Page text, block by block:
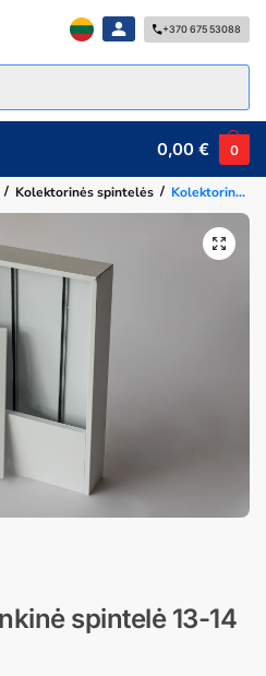
+370 675 53088
0,00€ 0
/ Kolektorinės spintelės / Kolektorinė virštinkinė spintelė 13-14 žiedų kolektoriui
spintelė 13-14